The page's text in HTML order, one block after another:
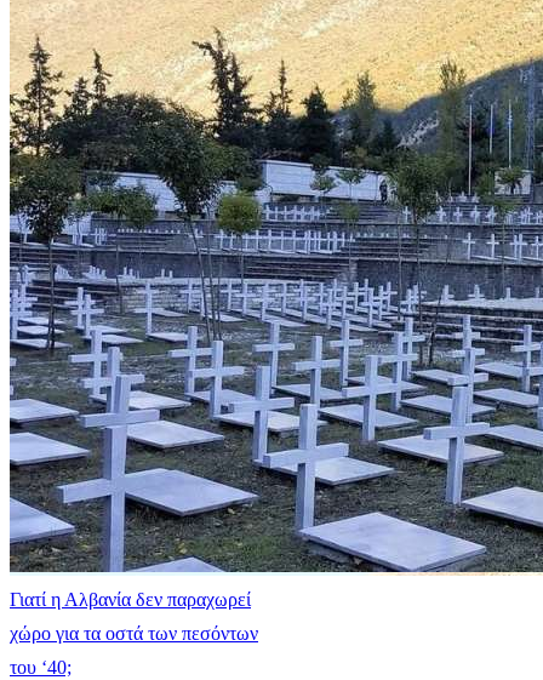
Γιατί η Αλβανία δεν παραχωρεί
χώρο για τα οστά των πεσόντων
του ‘40;